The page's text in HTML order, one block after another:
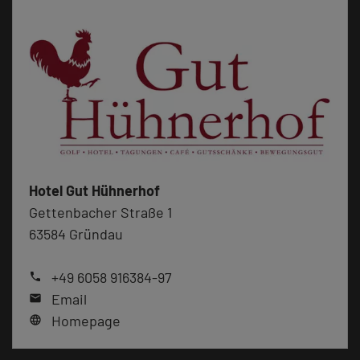
Hotel Gut Hühnerhof
Gettenbacher Straße 1
63584 Gründau
phone +49 6058 916384-97
mail Email
language Homepage